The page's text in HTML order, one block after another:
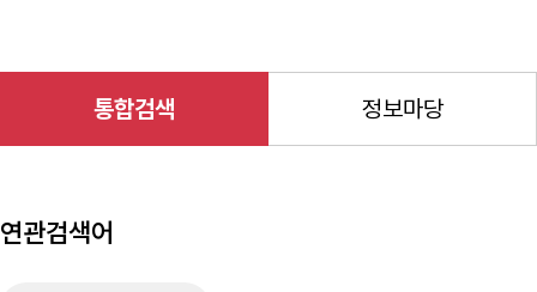
통합검색 정보마당
연관검색어